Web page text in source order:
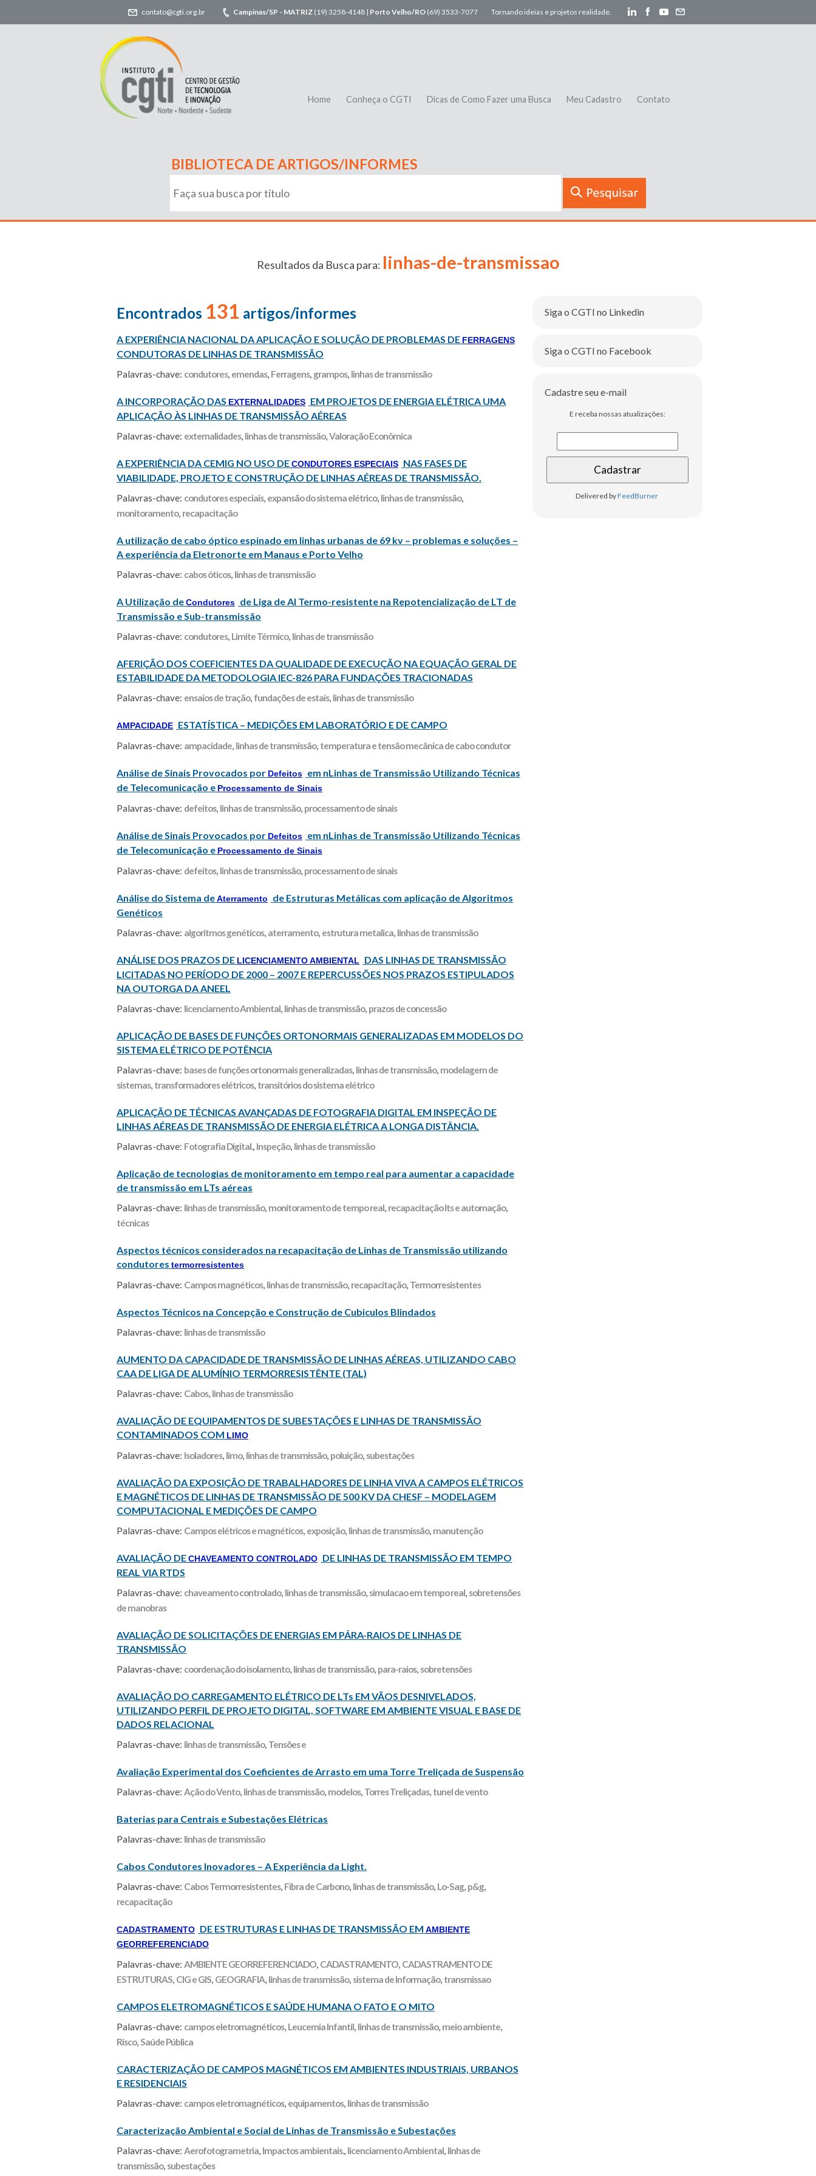
contato@cgti.org.br Campinas/SP - MATRIZ (19) 3258-4148 | Porto Velho/RO (69) 3533-7077 Tornando ideias e projetos realidade.
Home Conheça o CGTI Dicas de Como Fazer uma Busca Meu Cadastro Contato
BIBLIOTECA DE ARTIGOS/INFORMES
Resultados da Busca para: linhas-de-transmissao
Encontrados 131 artigos/informes
A EXPERIÊNCIA NACIONAL DA APLICAÇÃO E SOLUÇÃO DE PROBLEMAS DE FERRAGENS
CONDUTORAS DE LINHAS DE TRANSMISSÃO
Palavras-chave: condutores, emendas, Ferragens, grampos, linhas de transmissão
A INCORPORAÇÃO DAS EXTERNALIDADES EM PROJETOS DE ENERGIA ELÉTRICA UMA
APLICAÇÃO ÀS LINHAS DE TRANSMISSÃO AÉREAS
Palavras-chave: externalidades, linhas de transmissão,Valoração Econômica
A EXPERIÊNCIA DA CEMIG NO USO DECONDUTORES ESPECIAIS NAS FASES DE
VIABILIDADE, PROJETO E CONSTRUÇÃO DE LINHAS AÉREAS DE TRANSMISSÃO.
Palavras-chave: condutores especiais, expansão do sistema elétrico, linhas de transmissão,
monitoramento, recapacitação
A utilização de cabo óptico espinado em linhas urbanas de 69 kv – problemas e soluções –
A experiência da Eletronorte em Manaus e Porto Velho
Palavras-chave: cabos óticos, linhas de transmissão
A Utilização deCondutores de Liga de Al Termo-resistente na Repotencialização de LT de
Transmissão e Sub-transmissão
Palavras-chave: condutores, Limite Térmico, linhas de transmissão
AFERIÇÃO DOS COEFICIENTES DA QUALIDADE DE EXECUÇÃO NA EQUAÇÃO GERAL DE
ESTABILIDADE DA METODOLOGIA IEC-826 PARA FUNDAÇÕES TRACIONADAS
Palavras-chave: ensaios de tração, fundações de estais, linhas de transmissão
AMPACIDADE ESTATÍSTICA – MEDIÇÕES EM LABORATÓRIO E DE CAMPO
Palavras-chave: ampacidade, linhas de transmissão, temperatura e tensão mecânica de cabo condutor
Análise de Sinais Provocados por Defeitos em nLinhas de Transmissão Utilizando Técnicas
de Telecomunicação e Processamento de Sinais
Palavras-chave: defeitos, linhas de transmissão, processamento de sinais
Análise de Sinais Provocados por Defeitos em nLinhas de Transmissão Utilizando Técnicas
de Telecomunicação e Processamento de Sinais
Palavras-chave: defeitos, linhas de transmissão, processamento de sinais
Análise do Sistema deAterramento
de Estruturas Metálicas com aplicação de Algoritmos
Genéticos
Palavras-chave: algoritmos genéticos, aterramento, estrutura metalica, linhas de transmissão
ANÁLISE DOS PRAZOS DE LICENCIAMENTO AMBIENTAL
DAS LINHAS DE TRANSMISSÃO
LICITADAS NO PERÍODO DE 2000 – 2007 E REPERCUSSÕES NOS PRAZOS ESTIPULADOS
NA OUTORGA DA ANEEL
Palavras-chave: licenciamento Ambiental, linhas de transmissão, prazos de concessão
APLICAÇÃO DE BASES DE FUNÇÕES ORTONORMAIS GENERALIZADAS EM MODELOS DO
SISTEMA ELÉTRICO DE POTÊNCIA
Palavras-chave: bases de funções ortonormais generalizadas, linhas de transmissão, modelagem de
sistemas, transformadores elétricos, transitórios do sistema elétrico
APLICAÇÃO DE TÉCNICAS AVANÇADAS DE FOTOGRAFIA DIGITAL EM INSPEÇÃO DE
LINHAS AÉREAS DE TRANSMISSÃO DE ENERGIA ELÉTRICA A LONGA DISTÂNCIA.
Palavras-chave: Fotografia Digital., Inspeção, linhas de transmissão
Aplicação de tecnologias de monitoramento em tempo real para aumentar a capacidade
de transmissão em LTs aéreas
Palavras-chave: linhas de transmissão, monitoramento de tempo real, recapacitação lts e automação,
técnicas
Aspectos técnicos considerados na recapacitação de Linhas de Transmissão utilizando
condutores termorresistentes
Palavras-chave: Campos magnéticos, linhas de transmissão, recapacitação, Termorresistentes
Aspectos Técnicos na Concepção e Construção de Cubiculos Blindados
Palavras-chave: linhas de transmissão
AUMENTO DA CAPACIDADE DE TRANSMISSÃO DE LINHAS AÉREAS, UTILIZANDO CABO
CAA DE LIGA DE ALUMÍNIO TERMORRESISTÊNTE (TAL)
Palavras-chave: Cabos, linhas de transmissão
AVALIAÇÃO DE EQUIPAMENTOS DE SUBESTAÇÕES E LINHAS DE TRANSMISSÃO
CONTAMINADOS COM LIMO
Palavras-chave: Isoladores, limo, linhas de transmissão, poluição, subestações
AVALIAÇÃO DA EXPOSIÇÃO DE TRABALHADORES DE LINHA VIVA A CAMPOS ELÉTRICOS
E MAGNÉTICOS DE LINHAS DE TRANSMISSÃO DE 500 KV DA CHESF – MODELAGEM
COMPUTACIONAL E MEDIÇÕES DE CAMPO
Palavras-chave: Campos elétricos e magnéticos, exposição, linhas de transmissão, manutenção
AVALIAÇÃO DECHAVEAMENTO CONTROLADO DE LINHAS DE TRANSMISSÃO EM TEMPO
REAL VIA RTDS
Palavras-chave: chaveamento controlado, linhas de transmissão, simulacao em tempo real, sobretensões
de manobras
AVALIAÇÃO DE SOLICITAÇÕES DE ENERGIAS EM PÁRA-RAIOS DE LINHAS DE
TRANSMISSÃO
Palavras-chave: coordenação do isolamento, linhas de transmissão, para-raios, sobretensões
AVALIAÇÃO DO CARREGAMENTO ELÉTRICO DE LTs EM VÃOS DESNIVELADOS,
UTILIZANDO PERFIL DE PROJETO DIGITAL, SOFTWARE EM AMBIENTE VISUAL E BASE DE
DADOS RELACIONAL
Palavras-chave: linhas de transmissão, Tensões e
Avaliação Experimental dos Coeficientes de Arrasto em uma Torre Treliçada de Suspensão
Palavras-chave: Ação do Vento, linhas de transmissão, modelos, Torres Treliçadas, tunel de vento
Baterias para Centrais e Subestações Elétricas
Palavras-chave: linhas de transmissão
Cabos Condutores Inovadores – A Experiência da Light.
Palavras-chave: Cabos Termorresistentes, Fibra de Carbono, linhas de transmissão, Lo-Sag, p&g,
recapacitação
CADASTRAMENTO DE ESTRUTURAS E LINHAS DE TRANSMISSÃO EM AMBIENTE
GEORREFERENCIADO
Palavras-chave: AMBIENTE GEORREFERENCIADO, CADASTRAMENTO, CADASTRAMENTO DE
ESTRUTURAS, CIG e GIS, GEOGRAFIA, linhas de transmissão, sistema de Informação, transmissao
CAMPOS ELETROMAGNÉTICOS E SAÚDE HUMANA O FATO E O MITO
Palavras-chave: campos eletromagnéticos, Leucemia Infantil, linhas de transmissão, meio ambiente,
Risco,Saúde Pública
CARACTERIZAÇÃO DE CAMPOS MAGNÉTICOS EM AMBIENTES INDUSTRIAIS, URBANOS
E RESIDENCIAIS
Palavras-chave: campos eletromagnéticos, equipamentos, linhas de transmissão
Caracterização Ambiental e Social de Linhas de Transmissão e Subestações
Palavras-chave: Aerofotogrametria, Impactos ambientais., licenciamento Ambiental, linhas de
transmissão, subestações
Siga o CGTI no Linkedin
Siga o CGTI no Facebook
Cadastre seu e-mail
E receba nossas atualizações:
Delivered byFeedBurner